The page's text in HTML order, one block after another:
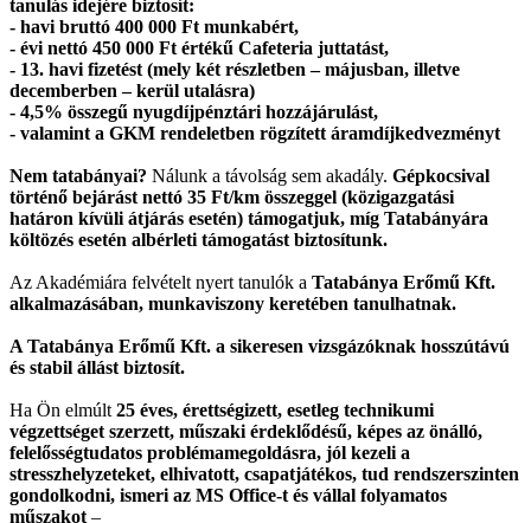
tanulás idejére biztosít:
- havi bruttó 400 000 Ft munkabért,
- évi nettó 450 000 Ft értékű Cafeteria juttatást,
- 13. havi fizetést (mely két részletben – májusban, illetve
decemberben – kerül utalásra)
- 4,5% összegű nyugdíjpénztári hozzájárulást,
- valamint a GKM rendeletben rögzített áramdíjkedvezményt
Nem tatabányai? Nálunk a távolság sem akadály. Gépkocsival
történő bejárást nettó 35 Ft/km összeggel (közigazgatási
határon kívüli átjárás esetén) támogatjuk, míg Tatabányára
költözés esetén albérleti támogatást biztosítunk.
Az Akadémiára felvételt nyert tanulók a Tatabánya Erőmű Kft.
alkalmazásában, munkaviszony keretében tanulhatnak.
A Tatabánya Erőmű Kft. a sikeresen vizsgázóknak hosszútávú
és stabil állást biztosít.
Ha Ön elmúlt 25 éves, érettségizett, esetleg technikumi
végzettséget szerzett, műszaki érdeklődésű, képes az önálló,
felelősségtudatos problémamegoldásra, jól kezeli a
stresszhelyzeteket, elhivatott, csapatjátékos, tud rendszerszinten
gondolkodni, ismeri az MS Office-t és vállal folyamatos
műszakot –